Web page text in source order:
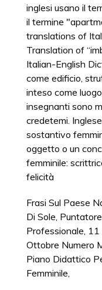
inglesi usano il
il termine
translations of
Translation of
Italian-English
come edificio,
inteso come
insegnanti sono
credetemi.
sostantivo
oggetto o un
femminile:
felicità
Frasi Sul Paese
Di Sole,
Professionale, 11
Ottobre Numero
Piano Didattico
Femminile,